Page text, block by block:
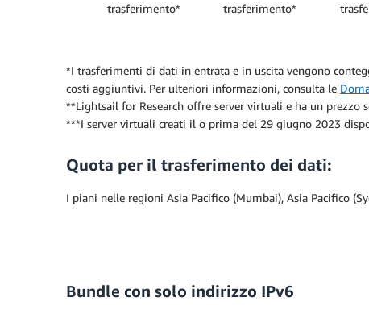
trasferimento*
trasferimento*
*I trasferimenti di dati in entrata e in uscita vengono
costi aggiuntivi. Per ulteriori informazioni, consulta le
**Lightsail for Research offre server virtuali e ha un prezzo
***I server virtuali creati il o prima del 29 giugno 2023
Quota per il trasferimento dei dati:
I piani nelle regioni Asia Pacifico (Mumbai), Asia Pacifico
Bundle con solo indirizzo IPv6